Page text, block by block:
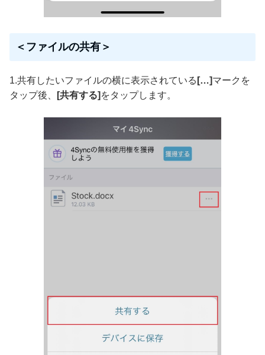
＜ファイルの共有＞
1.共有したいファイルの横に表示されている […]マークを
タップ後、
[共有する] をタップします。